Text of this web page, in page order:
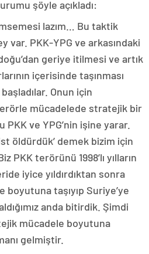
şöyle açıkladı:
lazım… Bu taktik
var. PKK-YPG ve arkasındaki
geriye itilmesi ve artık
içerisinde taşınması
Onun için
mücadelede stratejik bir
ve YPG’nin işine yarar.
öldürdük’ demek bizim için
PKK terörünü 1998’lı yılların
iyice yıldırdıktan sonra
taşıyıp Suriye’ye
anda bitirdik. Şimdi
mücadele boyutuna
gelmiştir.